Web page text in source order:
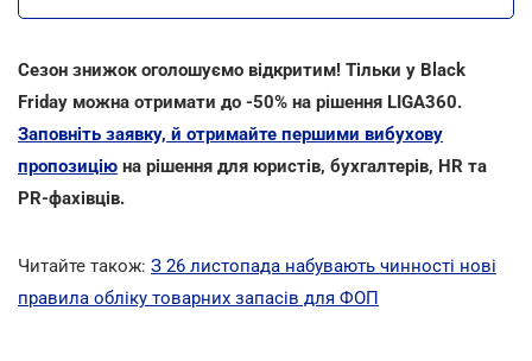
Сезон знижок оголошуємо відкритим! Тільки у Black
Friday можна отримати до -50% на рішення LIGA360.
Заповніть заявку, й отримайте першими вибухову
пропозицію на рішення для юристів, бухгалтерів, HR та
PR-фахівців.
Читайте також: З 26 листопада набувають чинності нові
правила обліку товарних запасів для ФОП